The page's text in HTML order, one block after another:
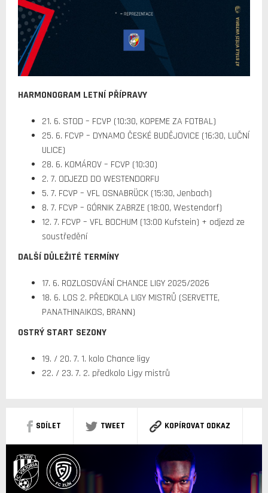
HARMONOGRAM LETNÍ PŘÍPRAVY
21. 6. STOD – FCVP (10:30, KOPEME ZA FOTBAL)
25. 6. FCVP – DYNAMO ČESKÉ BUDĚJOVICE (16:30, LUČNÍ
ULICE)
28. 6. KOMÁROV – FCVP (10:30)
2. 7. ODJEZD DO WESTENDORFU
5. 7. FCVP – VFL OSNABRÜCK (15:30, Jenbach)
8. 7. FCVP – GÓRNIK ZABRZE (18:00, Westendorf)
12. 7. FCVP – VFL BOCHUM (13:00 Kufstein) + odjezd ze
soustředění
DALŠÍ DŮLEŽITÉ TERMÍNY
17. 6. ROZLOSOVÁNÍ CHANCE LIGY 2025/2026
18. 6. LOS 2. PŘEDKOLA LIGY MISTRŮ (SERVETTE,
PANATHINAIKOS, BRANN)
OSTRÝ START SEZONY
19. / 20. 7. 1. kolo Chance ligy
22. / 23. 7. 2. předkolo Ligy mistrů
SDÍLET TWEET KOPÍROVAT ODKAZ